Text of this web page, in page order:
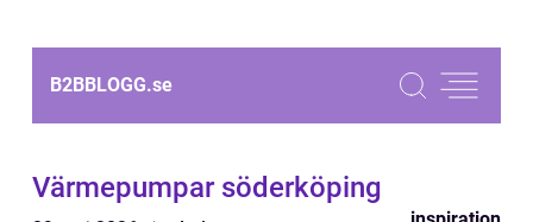
B2BBLOGG.se
Värmepumpar söderköping